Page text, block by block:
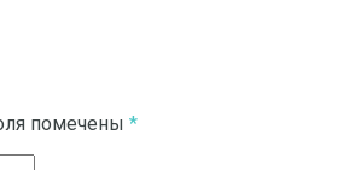
помечены *